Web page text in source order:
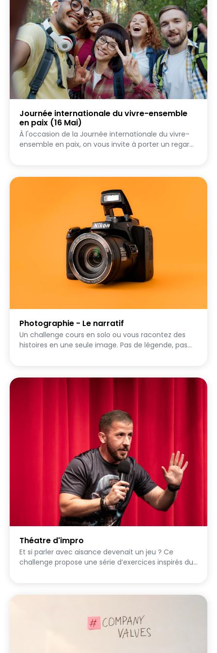
avoir peur du ridicule.
Journée internationale du vivre-ensemble
en paix (16 Mai)
À l'occasion de la Journée internationale du vivre-
ensemble en paix, on vous invite à porter un regard
petits bonheurs qui nous entourent, ceux qu'on ne
autour d'une idée simple : apprécier le beau dans
les petites choses du quotidien, et célébrer ce qui
nous connecte les uns aux autres. 📸 Votre façon
d'apparaître sur les photos vous appartient. Vous
pouvez être de face, de dos, masqué, en silhouette,
ou ne pas apparaître du tout — certaines missions
laissent la photo parler d'elle-même. Soyez créatifs
Photographie - Le narratif
Un challenge cours en solo ou vous racontez des
histoires en une seule image. Pas de légende, pas
récit.
Théatre d'impro
Et si parler avec aisance devenait un jeu ? Ce
challenge propose une série d’exercices inspirés du
tout en s’amusant. À travers des défis progressifs,
rebondir… et surtout à oser se lancer. Au fil des
exercices, les participants explorent différentes
compétences clés : - parler avec fluidité - gérer le